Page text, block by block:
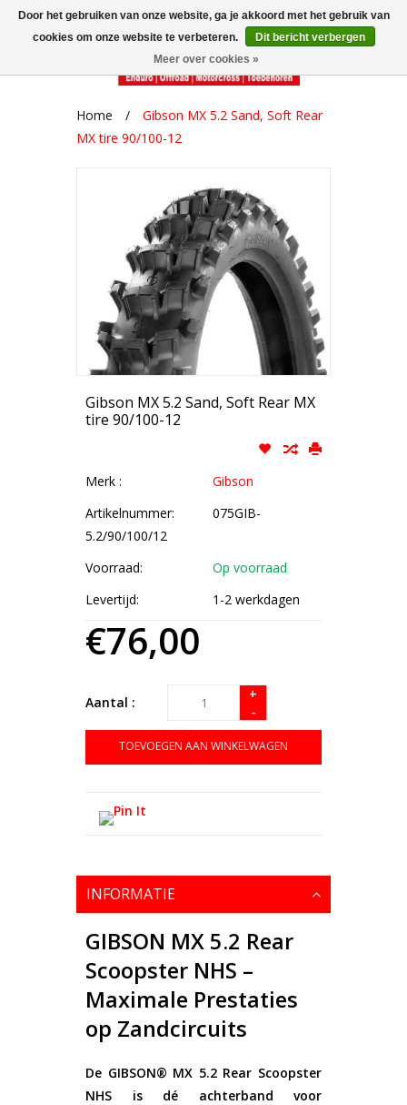
Home /
Gibson MX 5.2 Sand, Soft Rear
MX tire 90/100-12
Gibson MX 5.2 Sand, Soft Rear MX
tire 90/100-12
Merk :
Gibson
Artikelnummer:
075GIB-
5.2/90/100/12
Voorraad:
Op voorraad
Levertijd:
1-2 werkdagen
€76,00
Aantal :
+
-
TOEVOEGEN AAN WINKELWAGEN
INFORMATIE
GIBSON MX 5.2 Rear
Scoopster NHS –
Maximale Prestaties
op Zandcircuits
De GIBSON® MX 5.2 Rear Scoopster
NHS is dé achterband voor
Door het gebruiken van onze website, ga je akkoord met het gebruik van
cookies om onze website te verbeteren.
Dit bericht verbergen
Meer over cookies »